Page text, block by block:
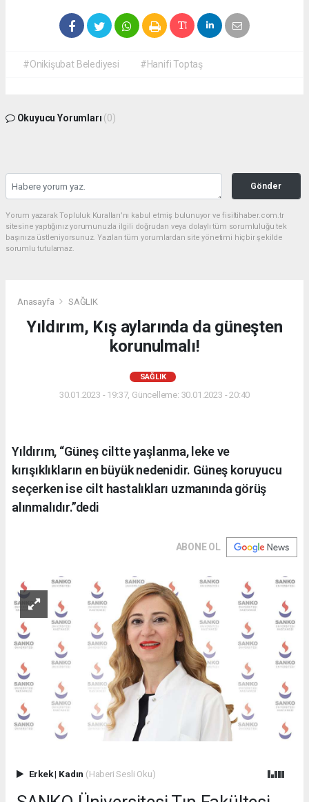
#Onikişubat Belediyesi #Hanifi Toptaş
Okuyucu Yorumları (0)
Gönder
Yorum yazarak Topluluk Kuralları’nı kabul etmiş bulunuyor ve fisiltihaber.com.tr
sitesine yaptığınız yorumunuzla ilgili doğrudan veya dolaylı tüm sorumluluğu tek
başınıza üstleniyorsunuz. Yazılan tüm yorumlardan site yönetimi hiçbir şekilde
sorumlu tutulamaz.
Anasayfa SAĞLIK
Yıldırım, Kış aylarında da güneşten
korunulmalı!
SAĞLIK
30.01.2023 - 19:37, Güncelleme: 30.01.2023 - 20:40
Yıldırım, “Güneş ciltte yaşlanma, leke ve
kırışıklıkların en büyük nedenidir. Güneş koruyucu
seçerken ise cilt hastalıkları uzmanında görüş
alınmalıdır.”dedi
ABONE OL
Erkek| Kadın (Haberi Sesli Oku)